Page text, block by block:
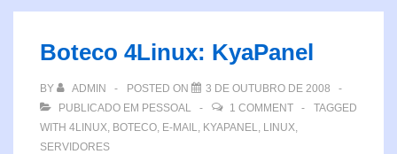
Boteco 4Linux: KyaPanel
BY ADMIN POSTED ON
3 DE OUTUBRO DE 2008
PUBLICADO EM PESSOAL 1 COMMENT
TAGGED
WITH 4LINUX, BOTECO, E-MAIL, KYAPANEL, LINUX,
SERVIDORES